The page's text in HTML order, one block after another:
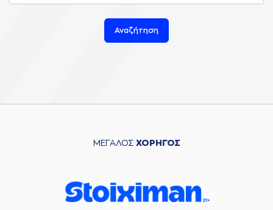
Αναζήτηση
ΜΕΓΑΛΟΣ ΧΟΡΗΓΟΣ